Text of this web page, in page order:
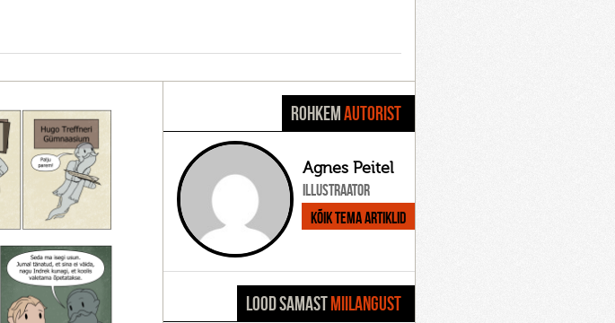
ROHKEMAUTORIST
Agnes Peitel
Illustraator
Kõik tema artiklid
LOOD SAMASTMIILANGUST